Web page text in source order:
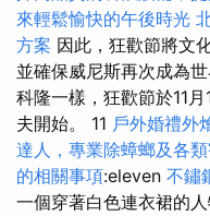
來輕鬆愉快的午後時光
方案 因此，狂歡節將文
並確保威尼斯再次成為
科隆一樣，狂歡節於11
夫開始。 11 戶外婚禮外
達人，專業除蟑螂及各
的相關事項:eleven 不鏽
一個穿著白色連衣裙的